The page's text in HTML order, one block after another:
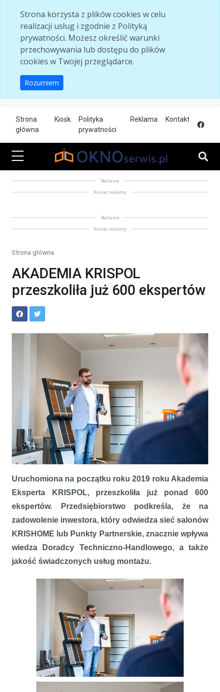
Strona korzysta z plików cookies w celu
realizacji usług i zgodnie z Polityką
prywatności. Możesz określić warunki
przechowywania lub dostępu do plików
cookies w Twojej przeglądarce.
Rozumiem
Strona
główna
Kiosk
Polityka
prywatności
Reklama Kontakt
Reklama
Koniec reklamy
Reklama
Koniec reklamy
Strona główna
AKADEMIA KRISPOL
przeszkoliła już 600 ekspertów
Uruchomiona na początku roku 2019 roku Akademia
Eksperta KRISPOL, przeszkoliła już ponad 600
ekspertów. Przedsiębiorstwo podkreśla, że na
zadowolenie inwestora, który odwiedza sieć salonów
KRISHOME lub Punkty Partnerskie, znacznie wpływa
wiedza Doradcy Techniczno-Handlowego, a także
jakość świadczonych usług montażu.